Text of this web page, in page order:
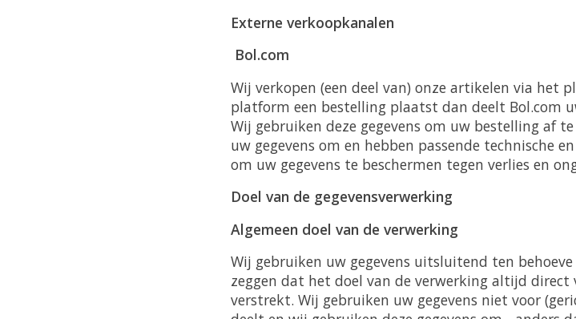
Externe verkoopkanalen
Bol.com
Wij verkopen (een deel van) onze artikelen via het
platform een bestelling plaatst dan deelt Bol.com
Wij gebruiken deze gegevens om uw bestelling af
uw gegevens om en hebben passende technische
om uw gegevens te beschermen tegen verlies en
Doel van de gegevensverwerking
Algemeen doel van de verwerking
Wij gebruiken uw gegevens uitsluitend ten
zeggen dat het doel van de verwerking altijd
verstrekt. Wij gebruiken uw gegevens niet voor